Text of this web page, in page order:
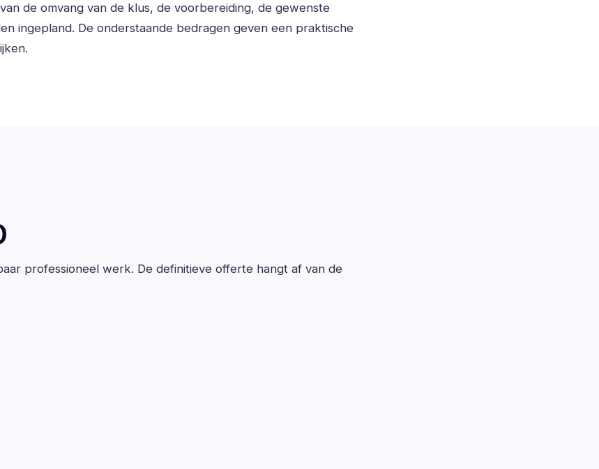
de omvang van de klus, de voorbereiding, de gewenste
ingepland. De onderstaande bedragen geven een praktische
professioneel werk. De definitieve offerte hangt af van de